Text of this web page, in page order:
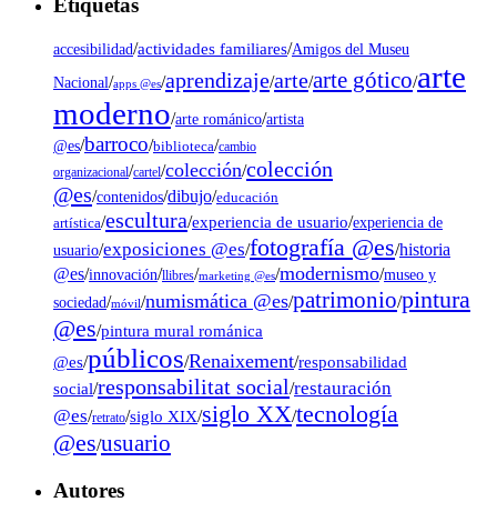
Etiquetas
accesibilidad/actividades familiares/Amigos del Museu
Nacional/apps @es/aprendizaje/arte/arte gótico/arte
moderno/arte románico/artista
@es/barroco/biblioteca/cambio
organizacional/cartel/colección/colección
@es/contenidos/dibujo/educación
artística/escultura/experiencia de usuario/experiencia de
usuario/exposiciones @es/fotografía @es/historia
@es/innovación/llibres/marketing @es/modernismo/museo y
sociedad/móvil/numismática @es/patrimonio/pintura
@es/pintura mural románica
@es/públicos/Renaixement/responsabilidad
social/responsabilitat social/restauración
@es/retrato/siglo XIX/siglo XX/tecnología
@es/usuario
Autores